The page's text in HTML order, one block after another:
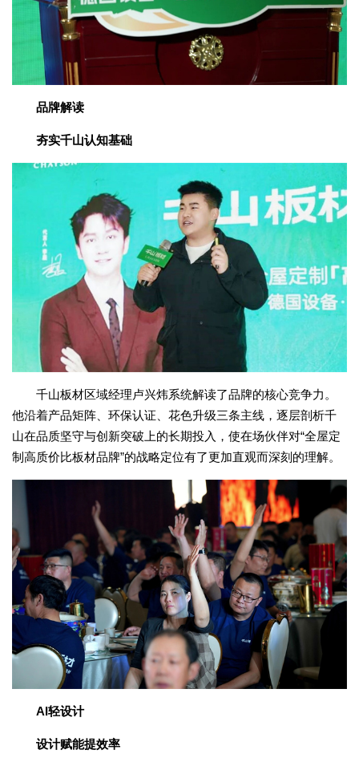
品牌解读
夯实千山认知基础
千山板材区域经理卢兴炜系统解读了品牌的核心竞争力。
他沿着产品矩阵、环保认证、花色升级三条主线，逐层剖析千
山在品质坚守与创新突破上的长期投入，使在场伙伴对“全屋定
制高质价比板材品牌”的战略定位有了更加直观而深刻的理解。
AI轻设计
设计赋能提效率